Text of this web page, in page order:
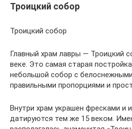
Троицкий собор
Троицкий собор
Главный храм лавры — Троицкий
веке. Это самая старая
небольшой собор с
правильными пропорциями и
Внутри храм украшен фресками и
датируются тем же 15 веком.